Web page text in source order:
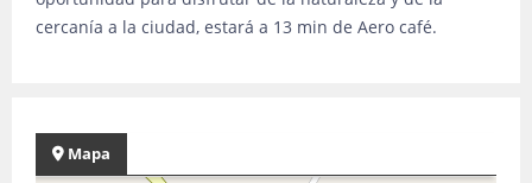
cercanía a la ciudad, estará a 13 min de Aero café.
Mapa